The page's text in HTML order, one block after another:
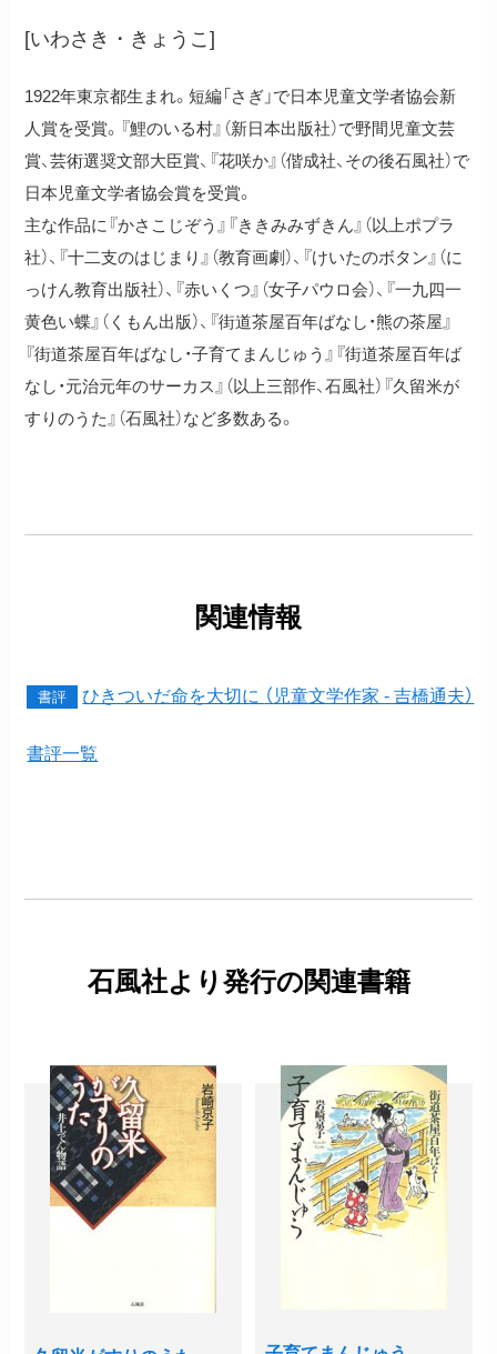
[いわさき・きょうこ]
1922年東京都生まれ。短編「さぎ」で日本児童文学者協会新
人賞を受賞。『鯉のいる村』（新日本出版社）で野間児童文芸
賞、芸術選奨文部大臣賞、『花咲か』（偕成社、その後石風社）で
日本児童文学者協会賞を受賞。
主な作品に『かさこじぞう』『ききみみずきん』（以上ポプラ
社）、『十二支のはじまり』（教育画劇）、『けいたのボタン』（に
っけん教育出版社）、『赤いくつ』（女子パウロ会）、『一九四一
黄色い蝶』（くもん出版）、『街道茶屋百年ばなし・熊の茶屋』
『街道茶屋百年ばなし・子育てまんじゅう』『街道茶屋百年ば
なし・元治元年のサーカス』（以上三部作、石風社）『久留米が
すりのうた』（石風社）など多数ある。
関連情報
書評 ひきついだ命を大切に （児童文学作家 - 吉橋通夫）
書評一覧
石風社より発行の関連書籍